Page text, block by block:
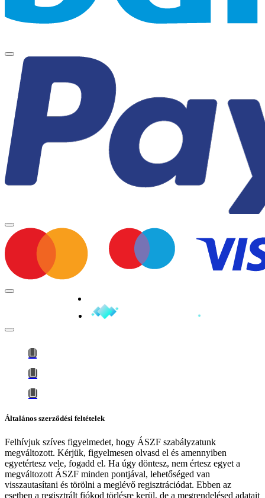
Általános szerződési feltételek
Felhívjuk szíves figyelmedet, hogy ÁSZF szabályzatunk
megváltozott. Kérjük, figyelmesen olvasd el és amennyiben
egyetértesz vele, fogadd el. Ha úgy döntesz, nem értesz egyet a
megváltozott ÁSZF minden pontjával, lehetőséged van
visszautasítani és törölni a meglévő regisztrációdat. Ebben az
esetben a regisztrált fiókod törlésre kerül, de a megrendelésed adatait